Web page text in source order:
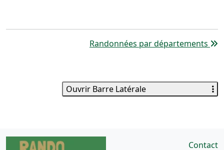
Randonnées par départements
Ouvrir Barre Latérale
Contact